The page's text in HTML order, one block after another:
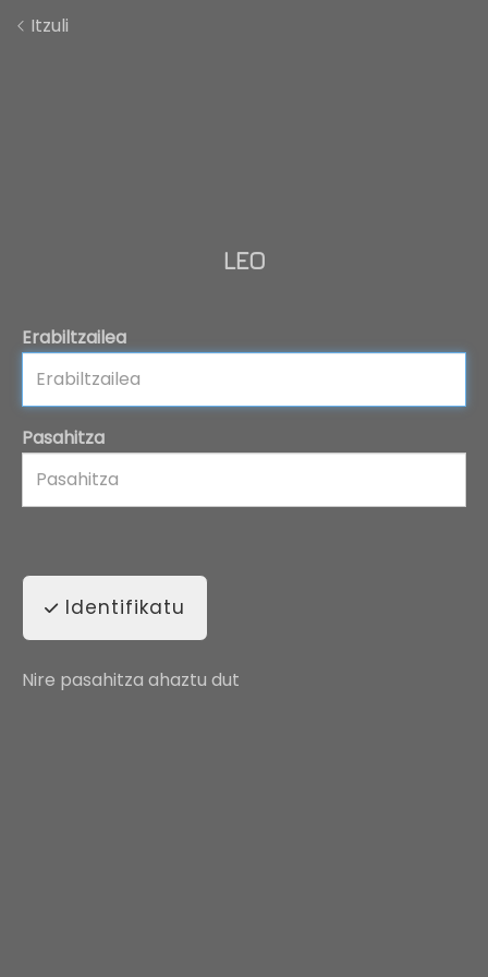
Itzuli
LEO
Erabiltzailea
Pasahitza
Identifikatu
Nire pasahitza ahaztu dut